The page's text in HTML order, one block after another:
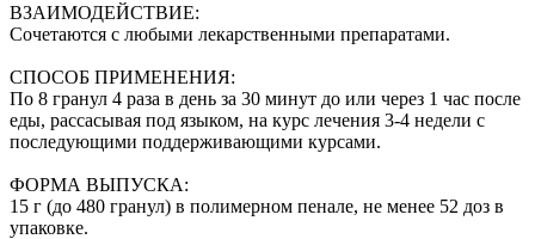
ВЗАИМОДЕЙСТВИЕ:
Сочетаются с любыми лекарственными препаратами.
СПОСОБ ПРИМЕНЕНИЯ:
По 8 гранул 4 раза в день за 30 минут до или через 1 час после
еды, рассасывая под языком, на курс лечения 3-4 недели с
последующими поддерживающими курсами.
ФОРМА ВЫПУСКА:
15 г (до 480 гранул) в полимерном пенале, не менее 52 доз в
упаковке.